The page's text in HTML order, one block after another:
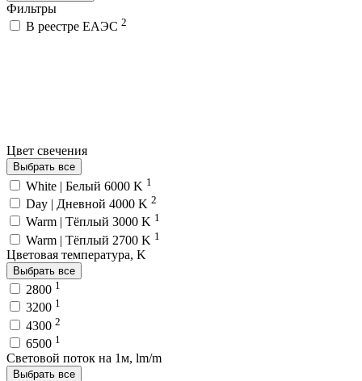
Фильтры
В реестре ЕАЭС 2
Цвет свечения
Выбрать все
White | Белый 6000 K 1
Day | Дневной 4000 K 2
Warm | Тёплый 3000 K 1
Warm | Тёплый 2700 K 1
Цветовая температура, K
Выбрать все
2800 1
3200 1
4300 2
6500 1
Световой поток на 1м, lm/m
Выбрать все